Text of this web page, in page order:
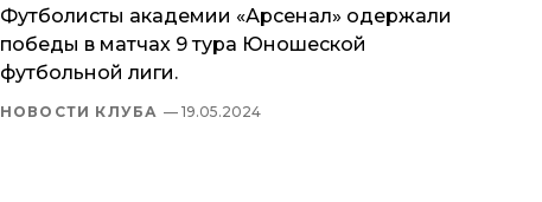
Футболисты академии «Арсенал» одержали
победы в матчах 9 тура Юношеской
футбольной лиги.
НОВОСТИ КЛУБА — 19.05.2024